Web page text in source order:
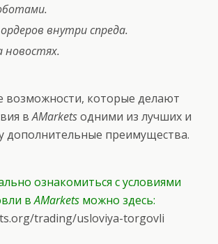
внутри спреда.
новостях.
возможности, которые делают
вAMarketsодними из лучших и
дополнительные преимущества.
ознакомиться с условиями
вAMarketsможно здесь:
trading/usloviya-torgovli